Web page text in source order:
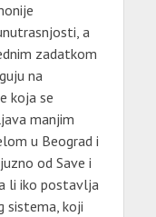
a
zadatkom
na
koja se
manjim
u Beograd i
od Save i
li iko postavlja
sistema, koji